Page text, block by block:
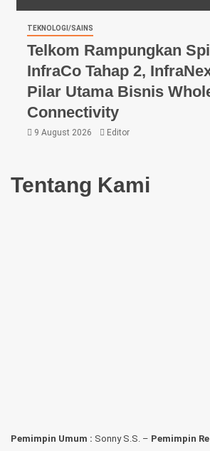
TEKNOLOGI/SAINS
Telkom Rampungkan
InfraCo Tahap 2,
Pilar Utama Bisnis
Connectivity
9 August 2026 Editor
Tentang Kami
Pemimpin Umum : Sonny S.S. – Pemimpin